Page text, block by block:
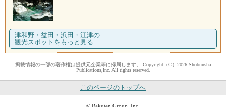
津和野・益田・浜田・江津の
観光スポットをもっと見る
掲載情報の一部の著作権は提供元企業等に帰属します。 Copyright（C）2026 Shobunsha
Publications,Inc. All rights reserved.
このページのトップへ